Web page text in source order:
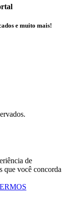
e muito mais!
de
que você concorda